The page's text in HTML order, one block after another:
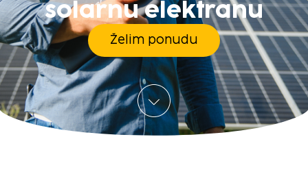
solarnu elektranu
Želim ponudu